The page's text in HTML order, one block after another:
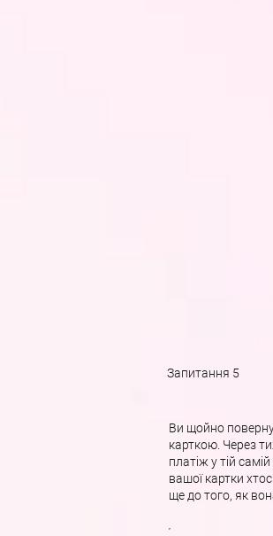
Запитання 5
Ви щойно
карткою. Через
платіж у тій
вашої картки
ще до того, як